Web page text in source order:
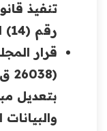
تنفيذ
رقم (14) لسنة 2010 " .
قرار
بتعديل
والبيانات